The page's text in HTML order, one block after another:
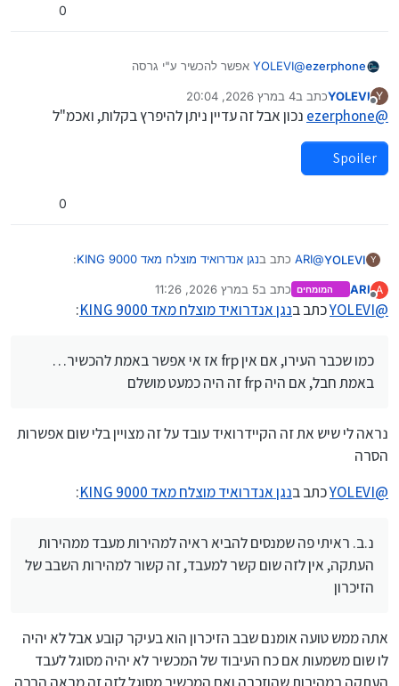
העתקה, אין לזה שום קשר למעבד, זה קשור למהירות השבב של
0
ezerphone
@
YOLEVI אפשר להכשיר ע"י גרסה
Y
מנותק
YOLEVIכתב ב4 במרץ 2026, 20:04
נערך לאחרונה על ידי
@
ezerphone נכון אבל זה עדיין ניתן להיפרץ בקלות, ואכמ"ל
Spoiler
0
Y
YOLEVI
@
ARI כתב בנגן אנדרואיד מוצלח מאד KING 9000 :
אם למישהו יש עוד הערות חכמות להוסיף בשמחה…
כמו שכבר העירו, אם אין frp אז אי אפשר באמת להכשיר…
באמת חבל, אם היה frp זה היה כמעט מושלם
נ.ב. ראיתי פה שמנסים להביא ראיה למהירות מעבד ממהירות
A
מנותק
ARI המומחים כתב ב5 במרץ 2026, 11:26
נערך לאחרונה על ידי
@
YOLEVIכתב בנגן אנדרואיד מוצלח מאד KING 9000 :
כמו שכבר העירו, אם אין frp אז אי אפשר באמת להכשיר…
באמת חבל, אם היה frp זה היה כמעט מושלם
נראה לי שיש את זה הקיידרואיד עובד על זה מצויין בלי שום אפשרות
הסרה
@
YOLEVIכתב בנגן אנדרואיד מוצלח מאד KING 9000 :
נ.ב. ראיתי פה שמנסים להביא ראיה למהירות מעבד ממהירות
העתקה, אין לזה שום קשר למעבד, זה קשור למהירות השבב של
הזיכרון
אתה ממש טועה אומנם שבב הזיכרון הוא בעיקר קובע אבל לא יהיה
לו שום משמעות אם כח העיבוד של המכשיר לא יהיה מסוגל לעבד